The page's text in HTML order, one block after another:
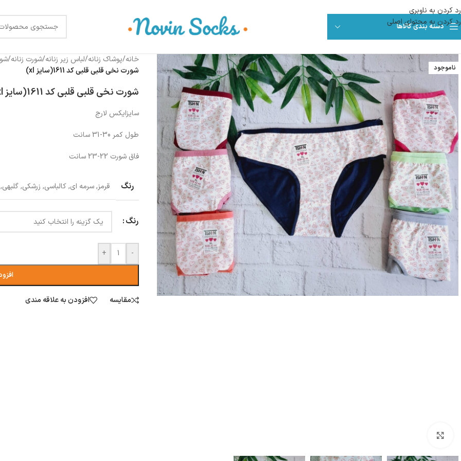
رد کردن به ناوبری
رد کردن به محتوای اصلی
دسته بندی کالاها
ناموجود
خانه/پوشاک زنانه/لباس زیر زنانه/شورت زنانه/
شورت نخی قلبی قلبی کد 1611(سایز xl)
شورت نخی قلبی قلبی کد 1611(سایز xl)
سایزایکس لارج
طول کمر 30-31 سانت
فاق شورت 22-23 سانت
رنگ قرمز,سرمه ای,کالباسی, زرشکی,گلبهی,
رنگ
-
+
مقایسه افزودن به علاقه مندی